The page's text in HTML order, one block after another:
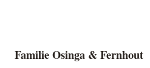
Familie Osinga & Fernhout